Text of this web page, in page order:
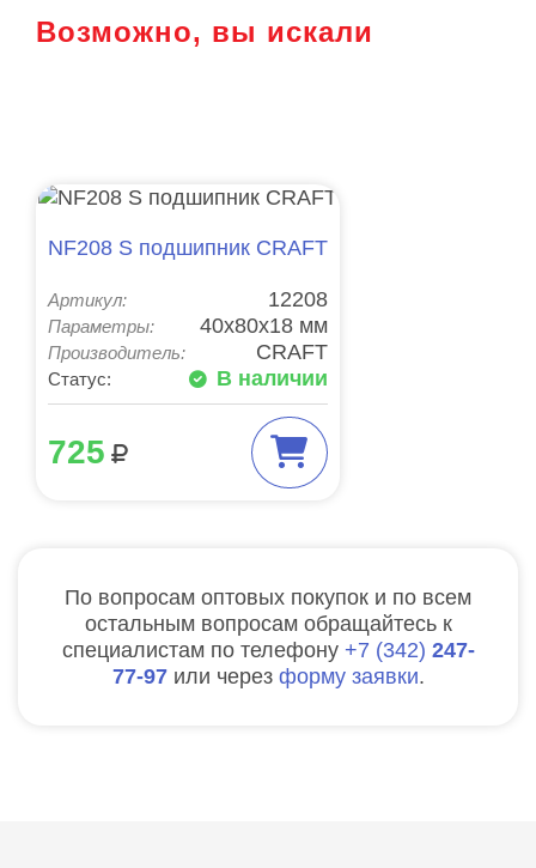
Возможно, вы искали
NF208 S подшипник CRAFT
Артикул: 12208
Параметры: 40x80x18 мм
Производитель: CRAFT
Статус: В наличии
725
По вопросам оптовых покупок и по всем
остальным вопросам обращайтесь к
специалистам по телефону
7 342 247-
77-97 или через форму заявки.